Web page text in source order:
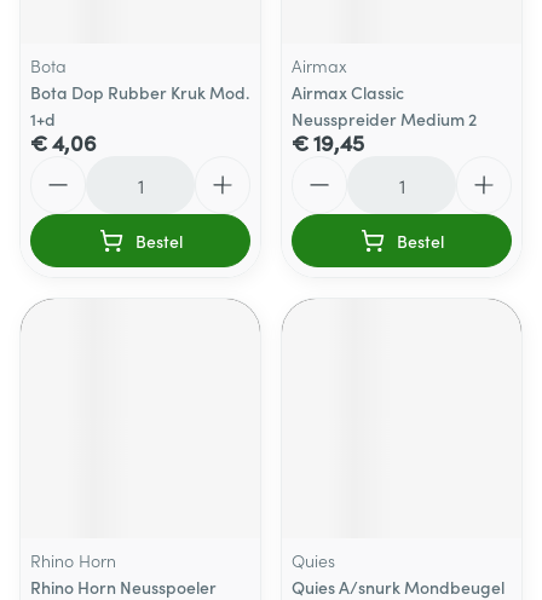
Bota
Bota Dop Rubber Kruk Mod.
1+d
€ 4,06
Bestel
Airmax
Airmax Classic
Neusspreider Medium 2
€ 19,45
Bestel
Rhino Horn
Rhino Horn Neusspoeler
Quies
Quies A/snurk Mondbeugel